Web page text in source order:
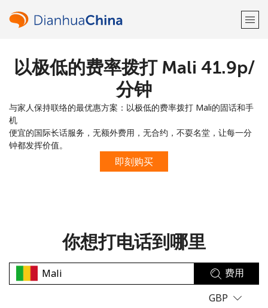
欢迎！
已经有账户了 请登录 →
注册使用
以极低的费率拨打 Mali ⁦41.9p⁩/
分钟
与家人保持联络的最优惠方案：以极低的费率拨打 Mali的固话和手
机
便宜的国际长话服务，无额外费用，无合约，不耍名堂，让每一分
钟都发挥价值。
即刻购买
你想打电话到哪里
费用
GBP